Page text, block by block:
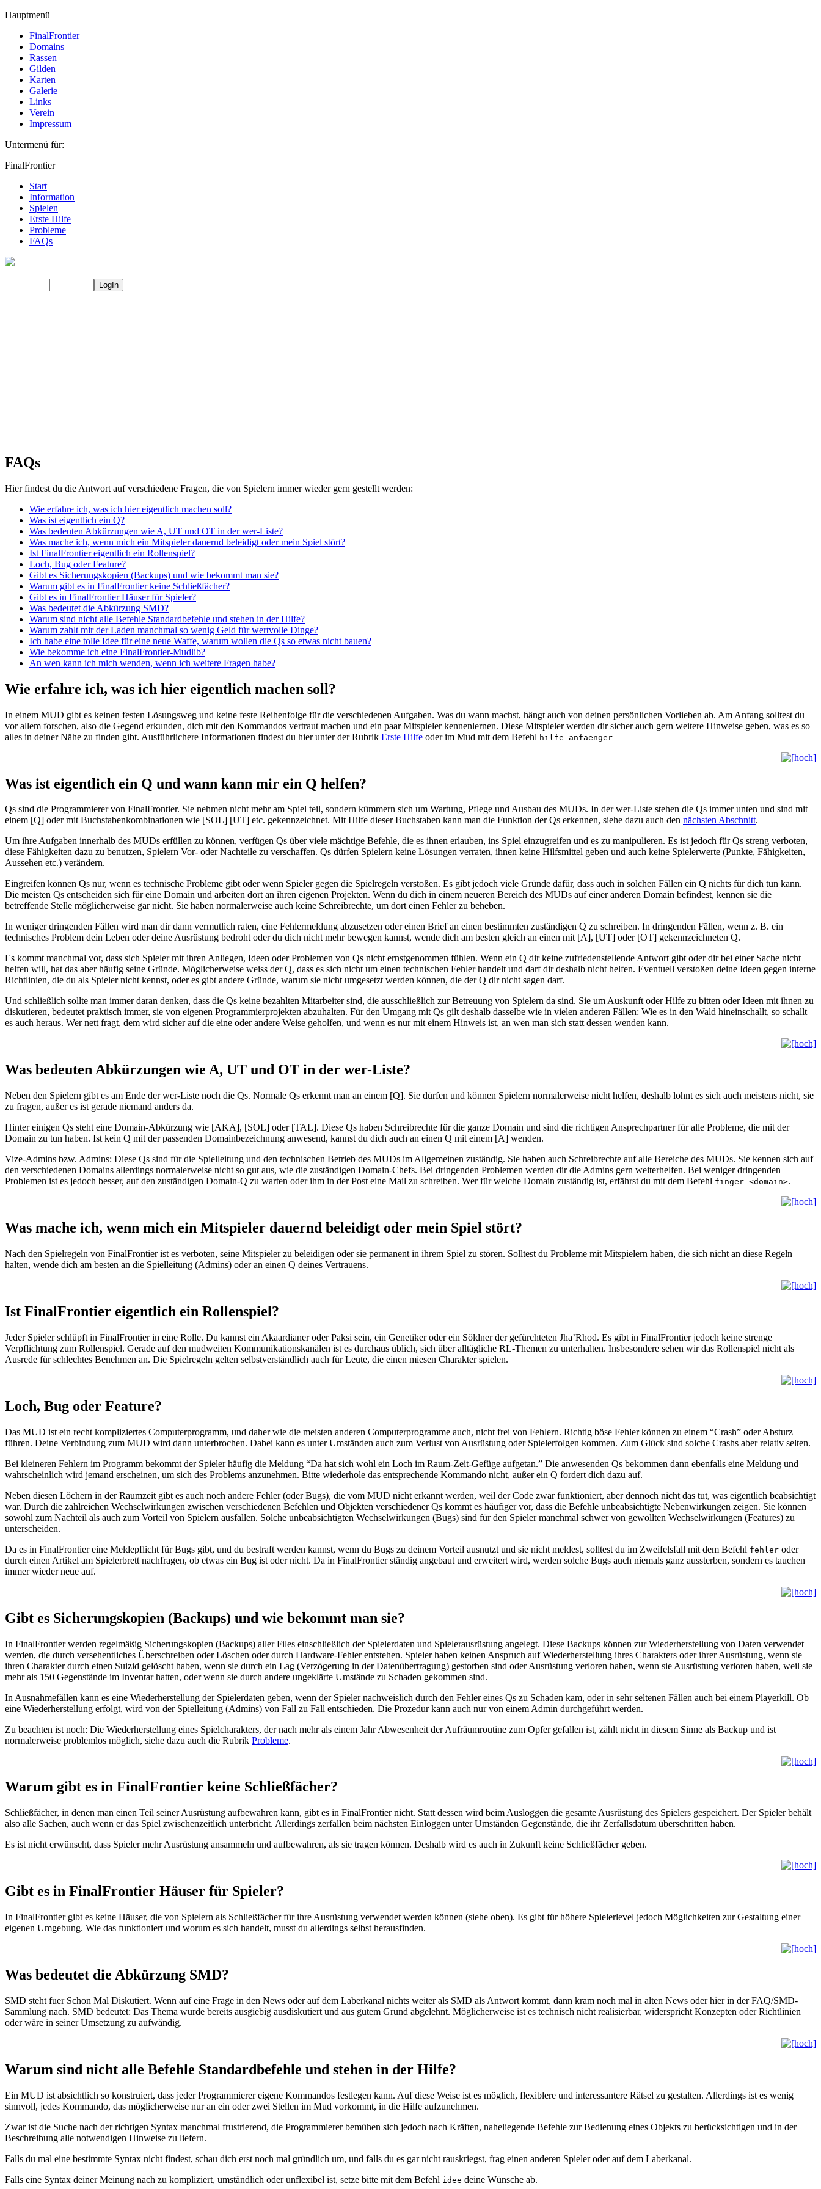
Hauptmenü
FinalFrontier
Domains
Rassen
Gilden
Karten
Galerie
Links
Verein
Impressum
Untermenü für:
FinalFrontier
Start
Information
Spielen
Erste Hilfe
Probleme
FAQs
FAQs
Hier findest du die Antwort auf verschiedene Fragen, die von Spielern immer wieder gern gestellt werden:
Wie erfahre ich, was ich hier eigentlich machen soll?
Was ist eigentlich ein Q?
Was bedeuten Abkürzungen wie A, UT und OT in der wer-Liste?
Was mache ich, wenn mich ein Mitspieler dauernd beleidigt oder mein Spiel stört?
Ist FinalFrontier eigentlich ein Rollenspiel?
Loch, Bug oder Feature?
Gibt es Sicherungskopien (Backups) und wie bekommt man sie?
Warum gibt es in FinalFrontier keine Schließfächer?
Gibt es in FinalFrontier Häuser für Spieler?
Was bedeutet die Abkürzung SMD?
Warum sind nicht alle Befehle Standardbefehle und stehen in der Hilfe?
Warum zahlt mir der Laden manchmal so wenig Geld für wertvolle Dinge?
Ich habe eine tolle Idee für eine neue Waffe, warum wollen die Qs so etwas nicht bauen?
Wie bekomme ich eine FinalFrontier-Mudlib?
An wen kann ich mich wenden, wenn ich weitere Fragen habe?
Wie erfahre ich, was ich hier eigentlich machen soll?
In einem MUD gibt es keinen festen Lösungsweg und keine feste Reihenfolge für die verschiedenen Aufgaben. Was du wann machst, hängt auch von deinen persönlichen Vorlieben ab. Am Anfang solltest du
vor allem forschen, also die Gegend erkunden, dich mit den Kommandos vertraut machen und ein paar Mitspieler kennenlernen. Diese Mitspieler werden dir sicher auch gern weitere Hinweise geben, was es so
alles in deiner Nähe zu finden gibt. Ausführlichere Informationen findest du hier unter der Rubrik Erste Hilfe oder im Mud mit dem Befehl hilfe anfaenger
Was ist eigentlich ein Q und wann kann mir ein Q helfen?
Qs sind die Programmierer von FinalFrontier. Sie nehmen nicht mehr am Spiel teil, sondern kümmern sich um Wartung, Pflege und Ausbau des MUDs. In der wer-Liste stehen die Qs immer unten und sind mit
einem [Q] oder mit Buchstabenkombinationen wie [SOL] [UT] etc. gekennzeichnet. Mit Hilfe dieser Buchstaben kann man die Funktion der Qs erkennen, siehe dazu auch den nächsten Abschnitt.
Um ihre Aufgaben innerhalb des MUDs erfüllen zu können, verfügen Qs über viele mächtige Befehle, die es ihnen erlauben, ins Spiel einzugreifen und es zu manipulieren. Es ist jedoch für Qs streng verboten,
diese Fähigkeiten dazu zu benutzen, Spielern Vor- oder Nachteile zu verschaffen. Qs dürfen Spielern keine Lösungen verraten, ihnen keine Hilfsmittel geben und auch keine Spielerwerte (Punkte, Fähigkeiten,
Aussehen etc.) verändern.
Eingreifen können Qs nur, wenn es technische Probleme gibt oder wenn Spieler gegen die Spielregeln verstoßen. Es gibt jedoch viele Gründe dafür, dass auch in solchen Fällen ein Q nichts für dich tun kann.
Die meisten Qs entscheiden sich für eine Domain und arbeiten dort an ihren eigenen Projekten. Wenn du dich in einem neueren Bereich des MUDs auf einer anderen Domain befindest, kennen sie die
betreffende Stelle möglicherweise gar nicht. Sie haben normalerweise auch keine Schreibrechte, um dort einen Fehler zu beheben.
In weniger dringenden Fällen wird man dir dann vermutlich raten, eine Fehlermeldung abzusetzen oder einen Brief an einen bestimmten zuständigen Q zu schreiben. In dringenden Fällen, wenn z. B. ein
technisches Problem dein Leben oder deine Ausrüstung bedroht oder du dich nicht mehr bewegen kannst, wende dich am besten gleich an einen mit [A], [UT] oder [OT] gekennzeichneten Q.
Es kommt manchmal vor, dass sich Spieler mit ihren Anliegen, Ideen oder Problemen von Qs nicht ernstgenommen fühlen. Wenn ein Q dir keine zufriedenstellende Antwort gibt oder dir bei einer Sache nicht
helfen will, hat das aber häufig seine Gründe. Möglicherweise weiss der Q, dass es sich nicht um einen technischen Fehler handelt und darf dir deshalb nicht helfen. Eventuell verstoßen deine Ideen gegen interne
Richtlinien, die du als Spieler nicht kennst, oder es gibt andere Gründe, warum sie nicht umgesetzt werden können, die der Q dir nicht sagen darf.
Und schließlich sollte man immer daran denken, dass die Qs keine bezahlten Mitarbeiter sind, die ausschließlich zur Betreuung von Spielern da sind. Sie um Auskunft oder Hilfe zu bitten oder Ideen mit ihnen zu
diskutieren, bedeutet praktisch immer, sie von eigenen Programmierprojekten abzuhalten. Für den Umgang mit Qs gilt deshalb dasselbe wie in vielen anderen Fällen: Wie es in den Wald hineinschallt, so schallt
es auch heraus. Wer nett fragt, dem wird sicher auf die eine oder andere Weise geholfen, und wenn es nur mit einem Hinweis ist, an wen man sich statt dessen wenden kann.
Was bedeuten Abkürzungen wie A, UT und OT in der wer-Liste?
Neben den Spielern gibt es am Ende der wer-Liste noch die Qs. Normale Qs erkennt man an einem [Q]. Sie dürfen und können Spielern normalerweise nicht helfen, deshalb lohnt es sich auch meistens nicht, sie
zu fragen, außer es ist gerade niemand anders da.
Hinter einigen Qs steht eine Domain-Abkürzung wie [AKA], [SOL] oder [TAL]. Diese Qs haben Schreibrechte für die ganze Domain und sind die richtigen Ansprechpartner für alle Probleme, die mit der
Domain zu tun haben. Ist kein Q mit der passenden Domainbezeichnung anwesend, kannst du dich auch an einen Q mit einem [A] wenden.
Vize-Admins bzw. Admins: Diese Qs sind für die Spielleitung und den technischen Betrieb des MUDs im Allgemeinen zuständig. Sie haben auch Schreibrechte auf alle Bereiche des MUDs. Sie kennen sich auf
den verschiedenen Domains allerdings normalerweise nicht so gut aus, wie die zuständigen Domain-Chefs. Bei dringenden Problemen werden dir die Admins gern weiterhelfen. Bei weniger dringenden
Problemen ist es jedoch besser, auf den zuständigen Domain-Q zu warten oder ihm in der Post eine Mail zu schreiben. Wer für welche Domain zuständig ist, erfährst du mit dem Befehl finger <domain>.
Was mache ich, wenn mich ein Mitspieler dauernd beleidigt oder mein Spiel stört?
Nach den Spielregeln von FinalFrontier ist es verboten, seine Mitspieler zu beleidigen oder sie permanent in ihrem Spiel zu stören. Solltest du Probleme mit Mitspielern haben, die sich nicht an diese Regeln
halten, wende dich am besten an die Spielleitung (Admins) oder an einen Q deines Vertrauens.
Ist FinalFrontier eigentlich ein Rollenspiel?
Jeder Spieler schlüpft in FinalFrontier in eine Rolle. Du kannst ein Akaardianer oder Paksi sein, ein Genetiker oder ein Söldner der gefürchteten Jha’Rhod. Es gibt in FinalFrontier jedoch keine strenge
Verpflichtung zum Rollenspiel. Gerade auf den mudweiten Kommunikationskanälen ist es durchaus üblich, sich über alltägliche RL-Themen zu unterhalten. Insbesondere sehen wir das Rollenspiel nicht als
Ausrede für schlechtes Benehmen an. Die Spielregeln gelten selbstverständlich auch für Leute, die einen miesen Charakter spielen.
Loch, Bug oder Feature?
Das MUD ist ein recht kompliziertes Computerprogramm, und daher wie die meisten anderen Computerprogramme auch, nicht frei von Fehlern. Richtig böse Fehler können zu einem “Crash” oder Absturz
führen. Deine Verbindung zum MUD wird dann unterbrochen. Dabei kann es unter Umständen auch zum Verlust von Ausrüstung oder Spielerfolgen kommen. Zum Glück sind solche Crashs aber relativ selten.
Bei kleineren Fehlern im Programm bekommt der Spieler häufig die Meldung “Da hat sich wohl ein Loch im Raum-Zeit-Gefüge aufgetan.” Die anwesenden Qs bekommen dann ebenfalls eine Meldung und
wahrscheinlich wird jemand erscheinen, um sich des Problems anzunehmen. Bitte wiederhole das entsprechende Kommando nicht, außer ein Q fordert dich dazu auf.
Neben diesen Löchern in der Raumzeit gibt es auch noch andere Fehler (oder Bugs), die vom MUD nicht erkannt werden, weil der Code zwar funktioniert, aber dennoch nicht das tut, was eigentlich beabsichtigt
war. Durch die zahlreichen Wechselwirkungen zwischen verschiedenen Befehlen und Objekten verschiedener Qs kommt es häufiger vor, dass die Befehle unbeabsichtigte Nebenwirkungen zeigen. Sie können
sowohl zum Nachteil als auch zum Vorteil von Spielern ausfallen. Solche unbeabsichtigten Wechselwirkungen (Bugs) sind für den Spieler manchmal schwer von gewollten Wechselwirkungen (Features) zu
unterscheiden.
Da es in FinalFrontier eine Meldepflicht für Bugs gibt, und du bestraft werden kannst, wenn du Bugs zu deinem Vorteil ausnutzt und sie nicht meldest, solltest du im Zweifelsfall mit dem Befehl fehler oder
durch einen Artikel am Spielerbrett nachfragen, ob etwas ein Bug ist oder nicht. Da in FinalFrontier ständig angebaut und erweitert wird, werden solche Bugs auch niemals ganz aussterben, sondern es tauchen
immer wieder neue auf.
Gibt es Sicherungskopien (Backups) und wie bekommt man sie?
In FinalFrontier werden regelmäßig Sicherungskopien (Backups) aller Files einschließlich der Spielerdaten und Spielerausrüstung angelegt. Diese Backups können zur Wiederherstellung von Daten verwendet
werden, die durch versehentliches Überschreiben oder Löschen oder durch Hardware-Fehler entstehen. Spieler haben keinen Anspruch auf Wiederherstellung ihres Charakters oder ihrer Ausrüstung, wenn sie
ihren Charakter durch einen Suizid gelöscht haben, wenn sie durch ein Lag (Verzögerung in der Datenübertragung) gestorben sind oder Ausrüstung verloren haben, wenn sie Ausrüstung verloren haben, weil sie
mehr als 150 Gegenstände im Inventar hatten, oder wenn sie durch andere ungeklärte Umstände zu Schaden gekommen sind.
In Ausnahmefällen kann es eine Wiederherstellung der Spielerdaten geben, wenn der Spieler nachweislich durch den Fehler eines Qs zu Schaden kam, oder in sehr seltenen Fällen auch bei einem Playerkill. Ob
eine Wiederherstellung erfolgt, wird von der Spielleitung (Admins) von Fall zu Fall entschieden. Die Prozedur kann auch nur von einem Admin durchgeführt werden.
Zu beachten ist noch: Die Wiederherstellung eines Spielcharakters, der nach mehr als einem Jahr Abwesenheit der Aufräumroutine zum Opfer gefallen ist, zählt nicht in diesem Sinne als Backup und ist
normalerweise problemlos möglich, siehe dazu auch die Rubrik Probleme.
Warum gibt es in FinalFrontier keine Schließfächer?
Schließfächer, in denen man einen Teil seiner Ausrüstung aufbewahren kann, gibt es in FinalFrontier nicht. Statt dessen wird beim Ausloggen die gesamte Ausrüstung des Spielers gespeichert. Der Spieler behält
also alle Sachen, auch wenn er das Spiel zwischenzeitlich unterbricht. Allerdings zerfallen beim nächsten Einloggen unter Umständen Gegenstände, die ihr Zerfallsdatum überschritten haben.
Es ist nicht erwünscht, dass Spieler mehr Ausrüstung ansammeln und aufbewahren, als sie tragen können. Deshalb wird es auch in Zukunft keine Schließfächer geben.
Gibt es in FinalFrontier Häuser für Spieler?
In FinalFrontier gibt es keine Häuser, die von Spielern als Schließfächer für ihre Ausrüstung verwendet werden können (siehe oben). Es gibt für höhere Spielerlevel jedoch Möglichkeiten zur Gestaltung einer
eigenen Umgebung. Wie das funktioniert und worum es sich handelt, musst du allerdings selbst herausfinden.
Was bedeutet die Abkürzung SMD?
SMD steht fuer Schon Mal Diskutiert. Wenn auf eine Frage in den News oder auf dem Laberkanal nichts weiter als SMD als Antwort kommt, dann kram noch mal in alten News oder hier in der FAQ/SMD-
Sammlung nach. SMD bedeutet: Das Thema wurde bereits ausgiebig ausdiskutiert und aus gutem Grund abgelehnt. Möglicherweise ist es technisch nicht realisierbar, widerspricht Konzepten oder Richtlinien
oder wäre in seiner Umsetzung zu aufwändig.
Warum sind nicht alle Befehle Standardbefehle und stehen in der Hilfe?
Ein MUD ist absichtlich so konstruiert, dass jeder Programmierer eigene Kommandos festlegen kann. Auf diese Weise ist es möglich, flexiblere und interessantere Rätsel zu gestalten. Allerdings ist es wenig
sinnvoll, jedes Kommando, das möglicherweise nur an ein oder zwei Stellen im Mud vorkommt, in die Hilfe aufzunehmen.
Zwar ist die Suche nach der richtigen Syntax manchmal frustrierend, die Programmierer bemühen sich jedoch nach Kräften, naheliegende Befehle zur Bedienung eines Objekts zu berücksichtigen und in der
Beschreibung alle notwendigen Hinweise zu liefern.
Falls du mal eine bestimmte Syntax nicht findest, schau dich erst noch mal gründlich um, und falls du es gar nicht rauskriegst, frag einen anderen Spieler oder auf dem Laberkanal.
Falls eine Syntax deiner Meinung nach zu kompliziert, umständlich oder unflexibel ist, setze bitte mit dem Befehl idee deine Wünsche ab.